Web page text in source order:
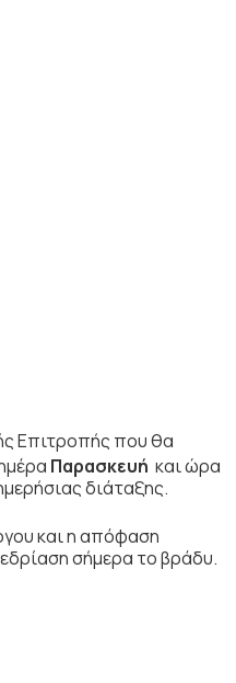
Επιτροπής που θα
Παρασκευή και ώρα
διάταξης.
και η απόφαση
σήμερα το βράδυ.